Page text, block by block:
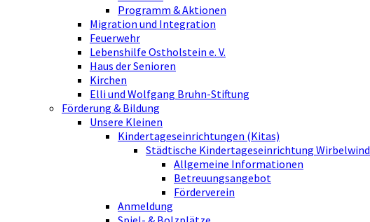
Programm & Aktionen
Migration und Integration
Feuerwehr
Lebenshilfe Ostholstein e. V.
Haus der Senioren
Kirchen
Elli und Wolfgang Bruhn-Stiftung
Förderung & Bildung
Unsere Kleinen
Kindertageseinrichtungen (Kitas)
Städtische Kindertageseinrichtung Wirbelwind
Allgemeine Informationen
Betreuungsangebot
Förderverein
Anmeldung